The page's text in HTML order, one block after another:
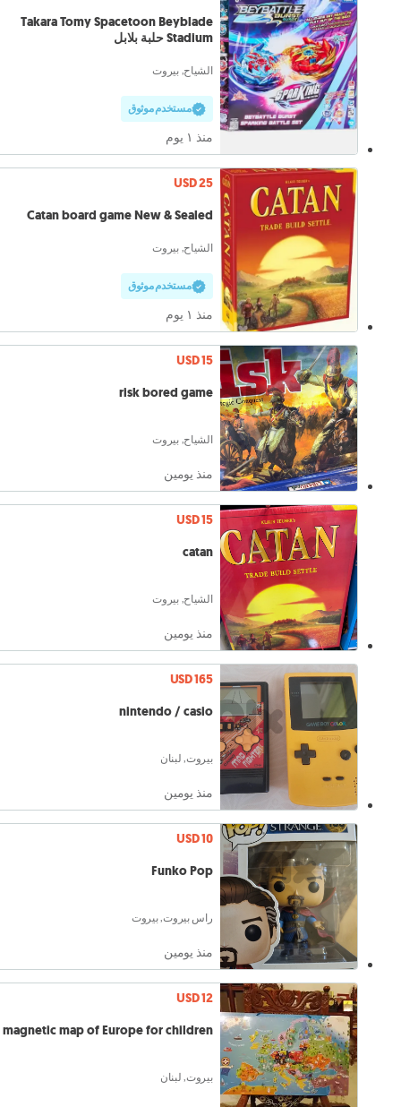
Takara Tomy Spacetoon Beyblade
Stadium حلبة بلابل
الشياح, بيروت
مستخدم موثوق
منذ ١ يوم
USD 25
Catan board game New & Sealed
الشياح, بيروت
مستخدم موثوق
منذ ١ يوم
USD 15
risk bored game
الشياح, بيروت
منذ يومين
USD 15
catan
الشياح, بيروت
منذ يومين
USD 165
nintendo / casio
بيروت, لبنان
منذ يومين
USD 10
Funko Pop
راس بيروت, بيروت
منذ يومين
USD 12
magnetic map of Europe for children
بيروت, لبنان